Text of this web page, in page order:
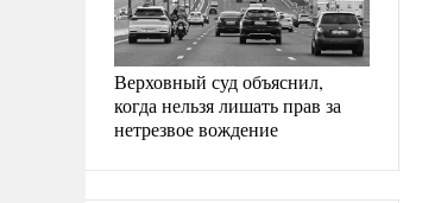
Верховный суд объяснил,
когда нельзя лишать прав за
нетрезвое вождение